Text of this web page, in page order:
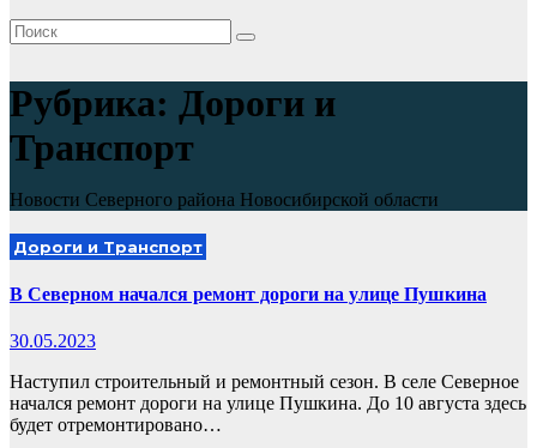
Рубрика: Дороги и
Транспорт
Новости Северного района Новосибирской области
Дороги и Транспорт
В Северном начался ремонт дороги на улице Пушкина
30.05.2023
Наступил строительный и ремонтный сезон. В селе Северное
начался ремонт дороги на улице Пушкина. До 10 августа здесь
будет отремонтировано…